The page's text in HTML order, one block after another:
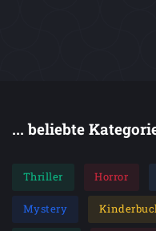
... beliebte
Thriller Horror
Mystery